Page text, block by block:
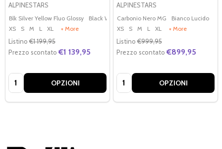
ALPINESTARS
Blk Silver Yellow Fluo Glossy Black White Blue Glossy
Black White Double
XS
S M L XL + More
Listino €1 199,95
Prezzo scontato €1 139,95
Quantità: OPZIONI
ALPINESTARS
Carbonio Nero MG
Bianco Lucido
XS
S M L XL + More
Listino €999,95
Prezzo scontato €899,95
Quantità: OPZIONI